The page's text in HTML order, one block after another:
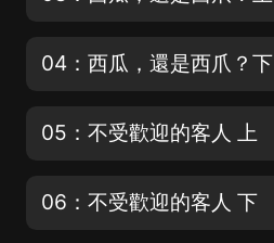
04：西瓜，還是西爪？下
05：不受歡迎的客人 上
06：不受歡迎的客人 下